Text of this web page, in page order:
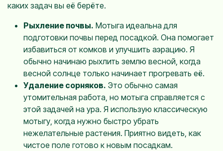
каких задач вы её берёте.
Рыхление почвы. Мотыга идеальна для
подготовки почвы перед посадкой. Она помогает
избавиться от комков и улучшить аэрацию. Я
обычно начинаю рыхлить землю весной, когда
весной солнце только начинает прогревать её.
Удаление сорняков. Это обычно самая
утомительная работа, но мотыга справляется с
этой задачей на ура. Я использую классическую
мотыгу, когда нужно быстро убрать
нежелательные растения. Приятно видеть, как
чистое поле готово к новым посадкам.